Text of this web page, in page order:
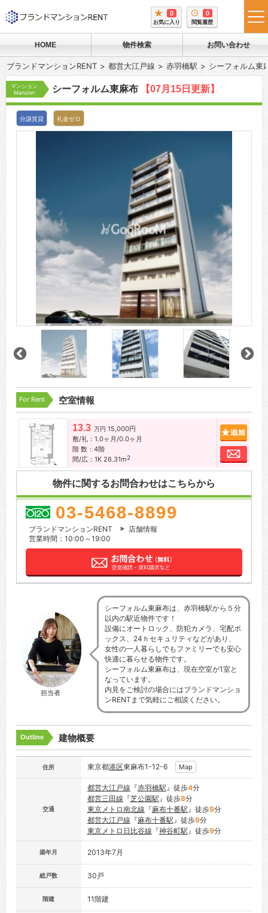
0
お気に入り
0
閲覧履歴
HOME 物件検索 お問い合わせ
ブランドマンションRENT 都営大江戸線 赤羽橋駅 シーフォルム東
マンション
Mansion
シーフォルム東麻布 【07月15日更新】
分譲賃貸 礼金ゼロ
For Rent 空室情報
13.3 万円 15,000円
敷/礼：1.0ヶ月/0.0ヶ月
階 数：4階
間/広：1K 26.31m2
お問
物件に関するお問合わせはこちらから
03-5468-8899
ブランドマンションRENT
店舗情報
営業時間：10:00～19:00
担当者
シーフォルム東麻布は、赤羽橋駅から５分
以内の駅近物件です！
設備にオートロック、防犯カメラ、宅配ボ
ックス、24ｈセキュリティなどがあり、
女性の一人暮らしでもファミリーでも安心
快適に暮らせる物件です。
シーフォルム東麻布は、現在空室が1室と
なっています。
内見をご検討の場合にはブランドマンショ
ンRENTまで気軽にご相談ください。
Outline 建物概要
住所 東京都港区東麻布1-12-6 Map
交通
都営大江戸線 『赤羽橋駅』徒歩4分
都営三田線 『芝公園駅』徒歩8分
東京メトロ南北線 『麻布十番駅』徒歩9分
都営大江戸線 『麻布十番駅』徒歩9分
東京メトロ日比谷線 『神谷町駅』徒歩9分
築年月 2013年7月
総戸数 30戸
階建 11階建